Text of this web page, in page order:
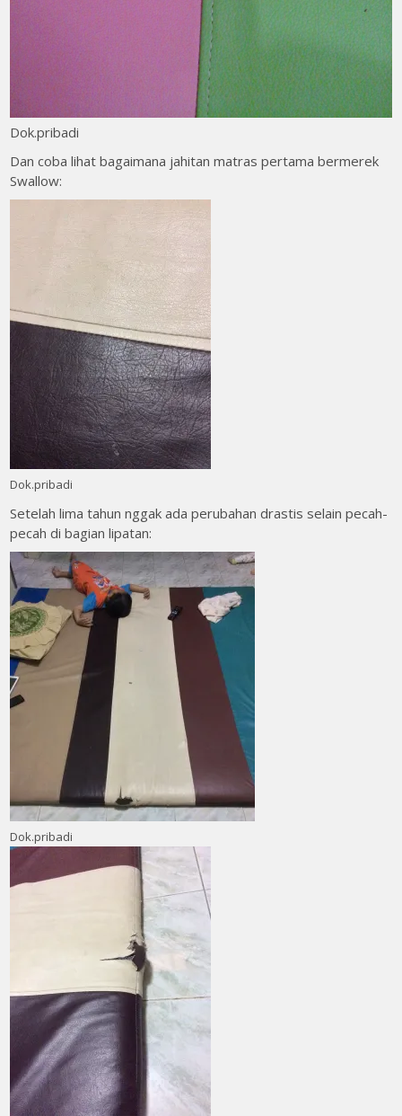
Dok.pribadi
Dan coba lihat bagaimana jahitan matras pertama bermerek
Swallow:
Dok.pribadi
Setelah lima tahun nggak ada perubahan drastis selain pecah-
pecah di bagian lipatan:
Dok.pribadi